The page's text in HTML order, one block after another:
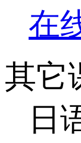
在
其它
日